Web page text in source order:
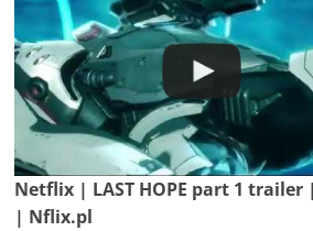
Netflix | LAST HOPE part 1 trailer
| Nflix.pl